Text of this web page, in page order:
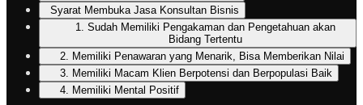
Syarat Membuka Jasa Konsultan Bisnis
1. Sudah Memiliki Pengakaman dan Pengetahuan akan
Bidang Tertentu
2. Memiliki Penawaran yang Menarik, Bisa Memberikan Nilai
3. Memiliki Macam Klien Berpotensi dan Berpopulasi Baik
4. Memiliki Mental Positif